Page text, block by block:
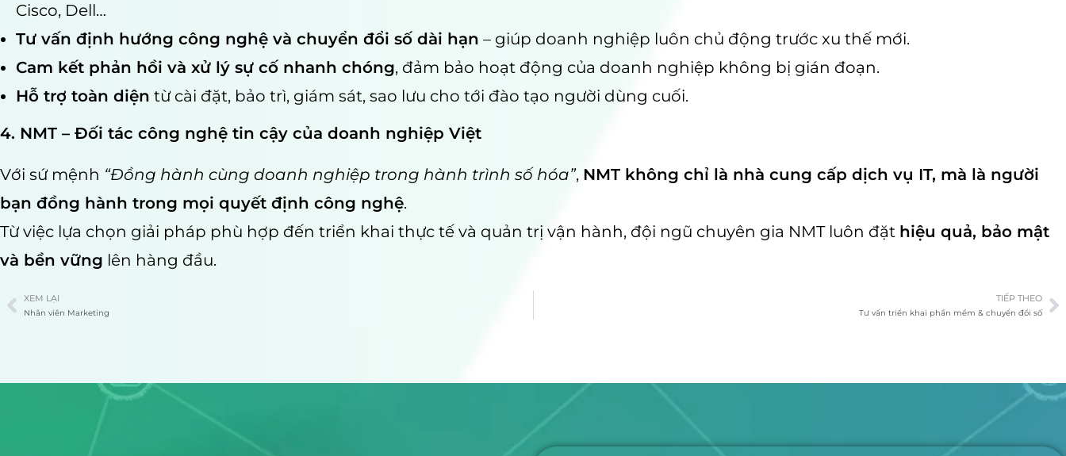
Cisco, Dell…
Tư vấn định hướng công nghệ và chuyển đổi số dài hạn – giúp doanh nghiệp luôn chủ động trước xu thế mới.
Cam kết phản hồi và xử lý sự cố nhanh chóng, đảm bảo hoạt động của doanh nghiệp không bị gián đoạn.
Hỗ trợ toàn diện từ cài đặt, bảo trì, giám sát, sao lưu cho tới đào tạo người dùng cuối.
4. NMT – Đối tác công nghệ tin cậy của doanh nghiệp Việt
Với sứ mệnh “Đồng hành cùng doanh nghiệp trong hành trình số hóa”, NMT không chỉ là nhà cung cấp dịch vụ IT, mà là người
bạn đồng hành trong mọi quyết định công nghệ.
Từ việc lựa chọn giải pháp phù hợp đến triển khai thực tế và quản trị vận hành, đội ngũ chuyên gia NMT luôn đặt hiệu quả, bảo mật
và bền vững lên hàng đầu.
XEM LẠI
Nhân viên Marketing
TIẾP THEO
Tư vấn triển khai phần mềm & chuyển đổi số